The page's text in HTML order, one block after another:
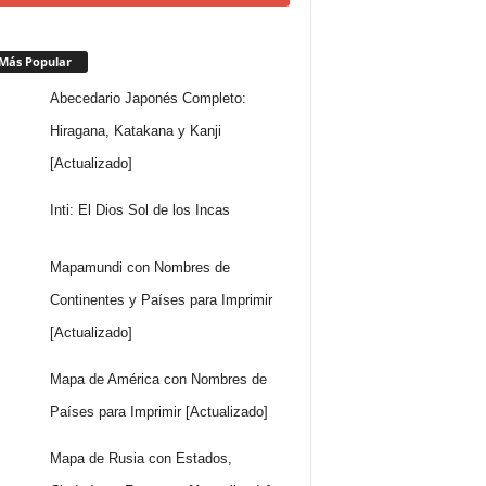
Popular
Abecedario Japonés Completo:
Hiragana, Katakana y Kanji
[Actualizado]
Inti: El Dios Sol de los Incas
Mapamundi con Nombres de
Continentes y Países para Imprimir
[Actualizado]
Mapa de América con Nombres de
Países para Imprimir [Actualizado]
Mapa de Rusia con Estados,